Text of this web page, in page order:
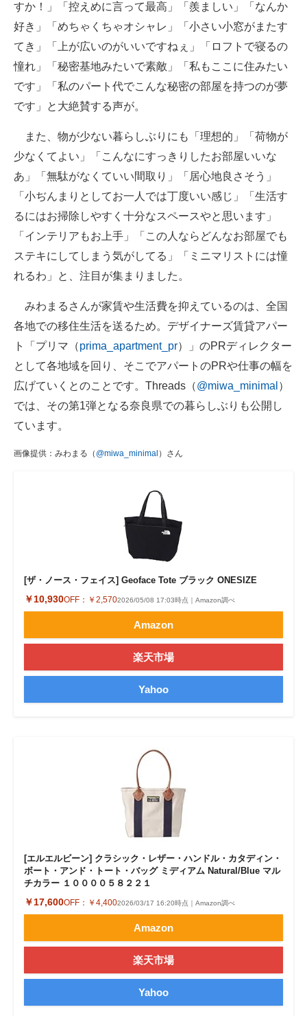
すか！」「控えめに言って最高」「羨ましい」「なんか
好き」「めちゃくちゃオシャレ」「小さい小窓がまたす
てき」「上が広いのがいいですねぇ」「ロフトで寝るの
憧れ」「秘密基地みたいで素敵」「私もここに住みたい
です」「私のパート代でこんな秘密の部屋を持つのが夢
です」と大絶賛する声が。
また、物が少ない暮らしぶりにも「理想的」「荷物が
少なくてよい」「こんなにすっきりしたお部屋いいな
あ」「無駄がなくていい間取り」「居心地良さそう」
「小ぢんまりとしてお一人では丁度いい感じ」「生活す
るにはお掃除しやすく十分なスペースやと思います」
「インテリアもお上手」「この人ならどんなお部屋でも
ステキにしてしまう気がしてる」「ミニマリストには憧
れるわ」と、注目が集まりました。
みわまるさんが家賃や生活費を抑えているのは、全国
各地での移住生活を送るため。デザイナーズ賃貸アパー
ト「プリマ（prima_apartment_pr）」のPRディレクター
として各地域を回り、そこでアパートのPRや仕事の幅を
広げていくとのことです。Threads（@miwa_minimal ）
では、その第1弾となる奈良県での暮らしぶりも公開し
ています。
画像提供：みわまる（ @miwa_minimal ）さん
[ザ・ノース・フェイス] Geoface Tote ブラック ONESIZE
￥10,930OFF： ￥2,5702026/05/08 17:03時点｜Amazon調べ
Amazon
楽天市場
Yahoo
[エルエルビーン] クラシック・レザー・ハンドル・カタディン・
ボート・アンド・トート・バッグ ミディアム Natural/Blue マル
チカラー １００００５８２２１
￥17,600OFF： ￥4,4002026/03/17 16:20時点｜Amazon調べ
Amazon
楽天市場
Yahoo